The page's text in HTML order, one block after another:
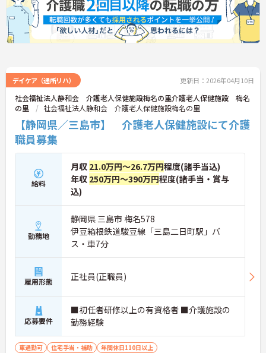
デイケア（通所リハ） 更新日：2026年04月10日
社会福祉法人静和会 介護老人保健施設梅名の里介護老人保健施設 梅名
の里
社会福祉法人静和会 介護老人保健施設梅名の里
【静岡県／三島市】 介護老人保健施設にて介護
職員募集
給料
月収 21.0万円～26.7万円程度(諸手当込)
年収 250万円～390万円程度(諸手当・賞与
込)
勤務地
静岡県 三島市 梅名578
伊豆箱根鉄道駿豆線「三島二日町駅」バ
ス・車7分
雇用形態 正社員(正職員)
応募要件
■初任者研修以上の有資格者 ■介護施設の
勤務経験
車通勤可 住宅手当・補助
年間休日110日以上